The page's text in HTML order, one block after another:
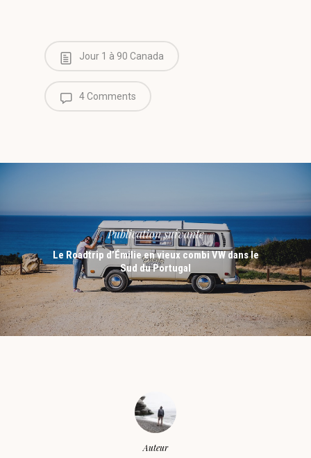
Jour 1 à 90 Canada
4 Comments
Publication suivante
Le Roadtrip d’Émilie en vieux combi VW dans le
Sud du Portugal
Auteur